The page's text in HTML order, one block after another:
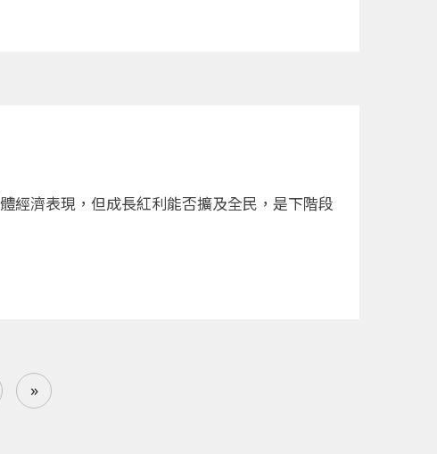
經濟表現，但成長紅利能否擴及全民，是下階段
»